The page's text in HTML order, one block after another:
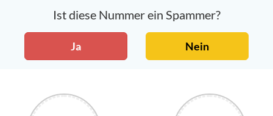
Ist diese Nummer ein Spammer?
Ja Nein